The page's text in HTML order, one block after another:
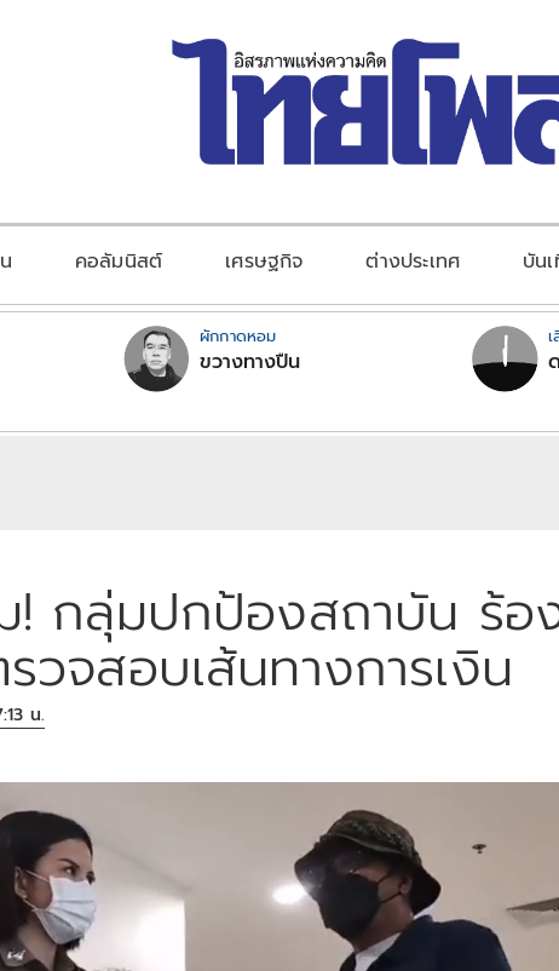
คอลัมนิสต์ เศรษฐกิจ ต่างประเทศ บัน
ผักกาดหอม
ขวางทางปืน
! กลุ่มปกป้องสถาบัน ร้อ
วจสอบเส้นทางการเงิน
น.